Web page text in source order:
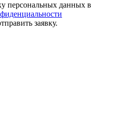
персональных данных в
заявку.